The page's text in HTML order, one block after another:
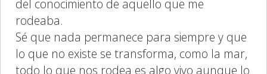
del conocimiento de aquello que me
rodeaba.
Sé que nada permanece para siempre y que
lo que no existe se transforma, como la mar,
todo lo que nos rodea es algo vivo aunque lo